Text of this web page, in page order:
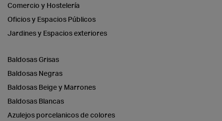
Comercio y Hostelería
Oficios y Espacios Públicos
Jardines y Espacios exteriores
Baldosas Grisas
Baldosas Negras
Baldosas Beige y Marrones
Baldosas Blancas
Azulejos porcelanicos de colores